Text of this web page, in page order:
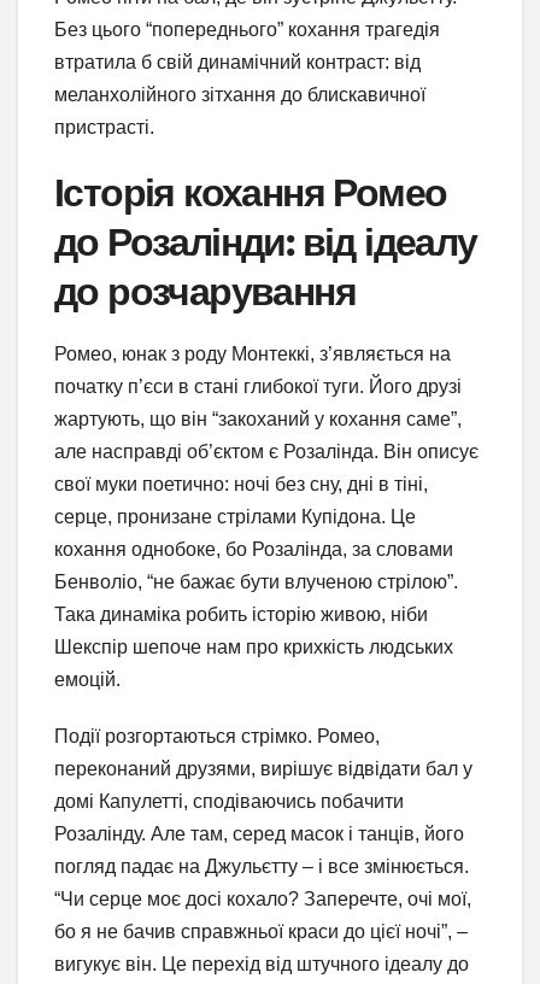
Без цього “попереднього” кохання трагедія
втратила б свій динамічний контраст: від
меланхолійного зітхання до блискавичної
пристрасті.
Історія кохання Ромео
до Розалінди: від ідеалу
до розчарування
Ромео, юнак з роду Монтеккі, з’являється на
початку п’єси в стані глибокої туги. Його друзі
жартують, що він “закоханий у кохання саме”,
але насправді об’єктом є Розалінда. Він описує
свої муки поетично: ночі без сну, дні в тіні,
серце, пронизане стрілами Купідона. Це
кохання однобоке, бо Розалінда, за словами
Бенволіо, “не бажає бути влученою стрілою”.
Така динаміка робить історію живою, ніби
Шекспір шепоче нам про крихкість людських
емоцій.
Події розгортаються стрімко. Ромео,
переконаний друзями, вирішує відвідати бал у
домі Капулетті, сподіваючись побачити
Розалінду. Але там, серед масок і танців, його
погляд падає на Джульєтту – і все змінюється.
“Чи серце моє досі кохало? Заперечте, очі мої,
бо я не бачив справжньої краси до цієї ночі”, –
вигукує він. Це перехід від штучного ідеалу до